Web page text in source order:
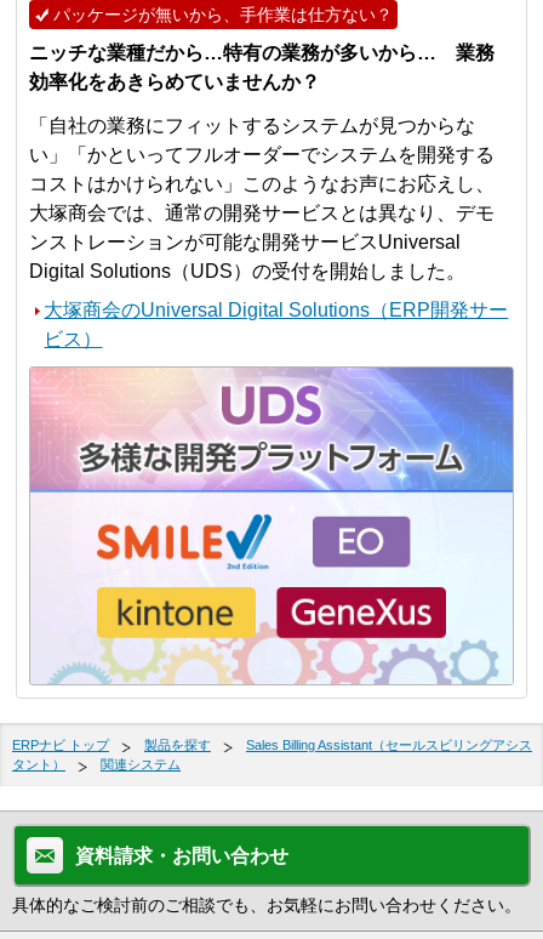
パッケージが無いから、手作業は仕方ない？
ニッチな業種だから…特有の業務が多いから… 業務
効率化をあきらめていませんか？
「自社の業務にフィットするシステムが見つからな
い」「かといってフルオーダーでシステムを開発する
コストはかけられない」このようなお声にお応えし、
大塚商会では、通常の開発サービスとは異なり、デモ
ンストレーションが可能な開発サービスUniversal
Digital Solutions（UDS）の受付を開始しました。
大塚商会のUniversal Digital Solutions（ERP開発サー
ビス）
ERPナビ トップ 製品を探す
Sales Billing Assistant（セールスビリングアシス
タント）
関連システム
資料請求・お問い合わせ
具体的なご検討前のご相談でも、お気軽にお問い合わせください。